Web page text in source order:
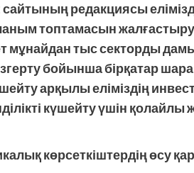
сайтының редакциясы
топтамасын
мұнайдан тыс секторды
бойынша бірқатар
арқылы еліміздің
күшейту үшін
көрсеткіштердің өсу